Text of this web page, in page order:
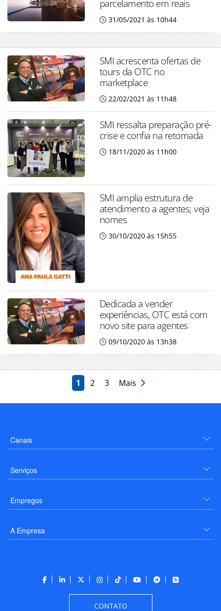
parcelamento em reais
31/05/2021 às 10h44
SMI acrescenta ofertas de
tours da OTC no
marketplace
22/02/2021 às 11h48
SMI ressalta preparação pré-
crise e confia na retomada
18/11/2020 às 11h00
SMI amplia estrutura de
atendimento a agentes; veja
nomes
30/10/2020 às 15h55
Dedicada a vender
experiências, OTC está com
novo site para agentes
09/10/2020 às 13h38
1 2 3 Mais
Canais
Serviços
Empregos
A Empresa
CONTATO